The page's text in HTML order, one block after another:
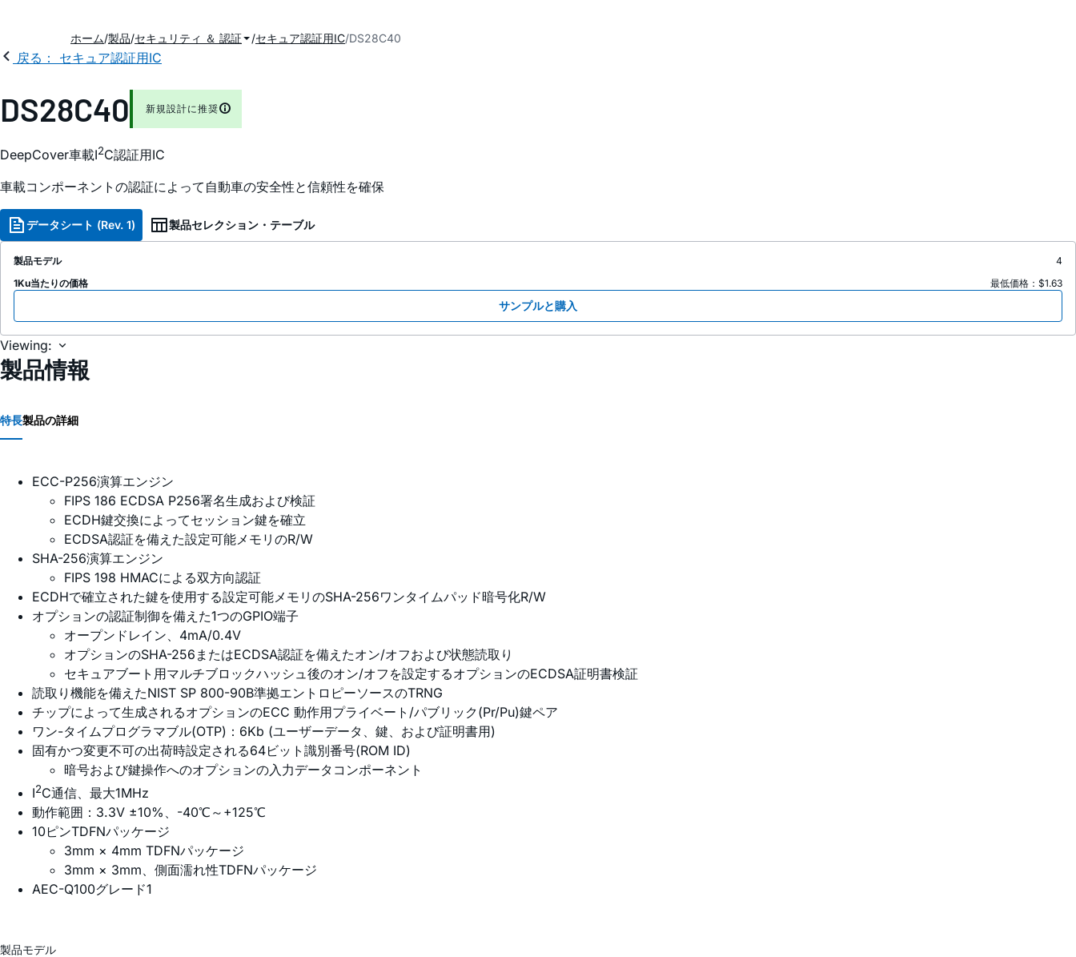
ホーム 製品 セキュリティ ＆ 認証 セキュア認証用IC DS28C40
戻る： セキュア認証用IC
DS28C40 新規設計に推奨
DeepCover車載I2C認証用IC
車載コンポーネントの認証によって自動車の安全性と信頼性を確保
データシート (Rev. 1) 製品セレクション・テーブル
製品モデル
4
1Ku当たりの価格
最低価格：$1.63
サンプルと購入
Viewing:
製品情報
特長製品の詳細
ECC-P256演算エンジン
FIPS 186 ECDSA P256署名生成および検証
ECDH鍵交換によってセッション鍵を確立
ECDSA認証を備えた設定可能メモリのR/W
SHA-256演算エンジン
FIPS 198 HMACによる双方向認証
ECDHで確立された鍵を使用する設定可能メモリのSHA-256ワンタイムパッド暗号化R/W
オプションの認証制御を備えた1つのGPIO端子
オープンドレイン、4mA/0.4V
オプションのSHA-256またはECDSA認証を備えたオン/オフおよび状態読取り
セキュアブート用マルチブロックハッシュ後のオン/オフを設定するオプションのECDSA証明書検証
読取り機能を備えたNIST SP 800-90B準拠エントロピーソースのTRNG
チップによって生成されるオプションのECC 動作用プライベート/パブリック(Pr/Pu)鍵ペア
ワン-タイムプログラマブル(OTP)：6Kb (ユーザーデータ、鍵、および証明書用)
固有かつ変更不可の出荷時設定される64ビット識別番号(ROM ID)
暗号および鍵操作へのオプションの入力データコンポーネント
I2C通信、最大1MHz
動作範囲：3.3V ±10%、-40℃～+125℃
10ピンTDFNパッケージ
3mm × 4mm TDFNパッケージ
3mm × 3mm、側面濡れ性TDFNパッケージ
AEC-Q100グレード1
製品モデル